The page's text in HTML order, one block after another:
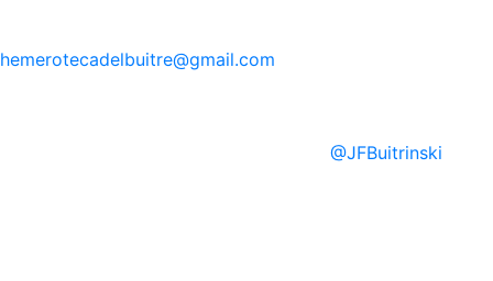
hemerotecadelbuitre@gmail.com
@JFBuitrinski